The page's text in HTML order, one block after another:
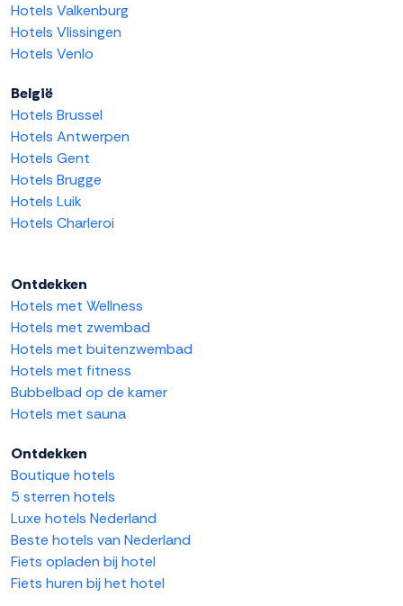
Hotels Valkenburg
Hotels Vlissingen
Hotels Venlo
België
Hotels Brussel
Hotels Antwerpen
Hotels Gent
Hotels Brugge
Hotels Luik
Hotels Charleroi
Ontdekken
Hotels met Wellness
Hotels met zwembad
Hotels met buitenzwembad
Hotels met fitness
Bubbelbad op de kamer
Hotels met sauna
Ontdekken
Boutique hotels
5 sterren hotels
Luxe hotels Nederland
Beste hotels van Nederland
Fiets opladen bij hotel
Fiets huren bij het hotel